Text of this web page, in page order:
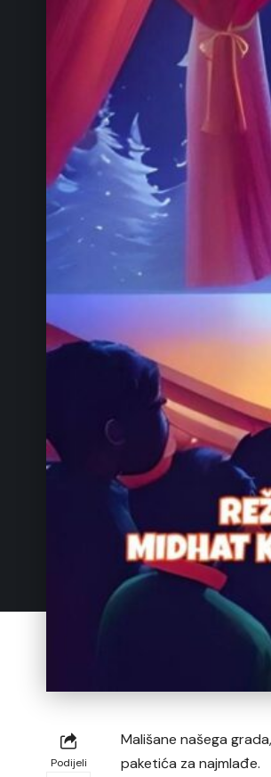
Podijeli
Mališane našega
paketića za najmlađe.